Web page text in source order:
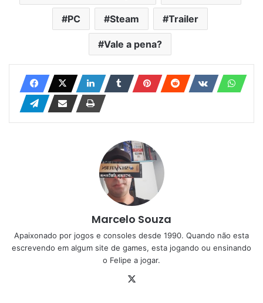
PC Steam Trailer
Vale a pena?
Marcelo Souza
Apaixonado por jogos e consoles desde 1990. Quando não esta
escrevendo em algum site de games, esta jogando ou ensinando
o Felipe a jogar.